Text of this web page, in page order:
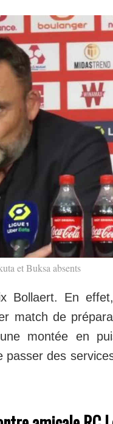
et Buksa absents
Bollaert. En
match de
montée en
passer des